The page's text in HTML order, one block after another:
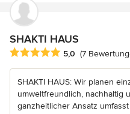
SHAKTI HAUS
Durchschnittliche
5,0 (7
SHAKTI HAUS: Wir planen
umweltfreundlich, nachhaltig
ganzheitlicher Ansatz umfasst